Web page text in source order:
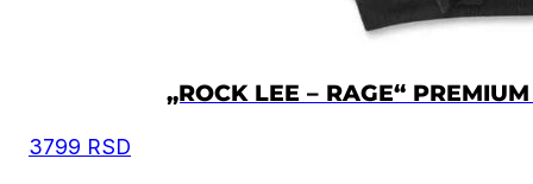
„ROCK LEE – RAGE“
3799 RSD